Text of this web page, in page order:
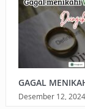
GAGAL
Desember 12, 2024